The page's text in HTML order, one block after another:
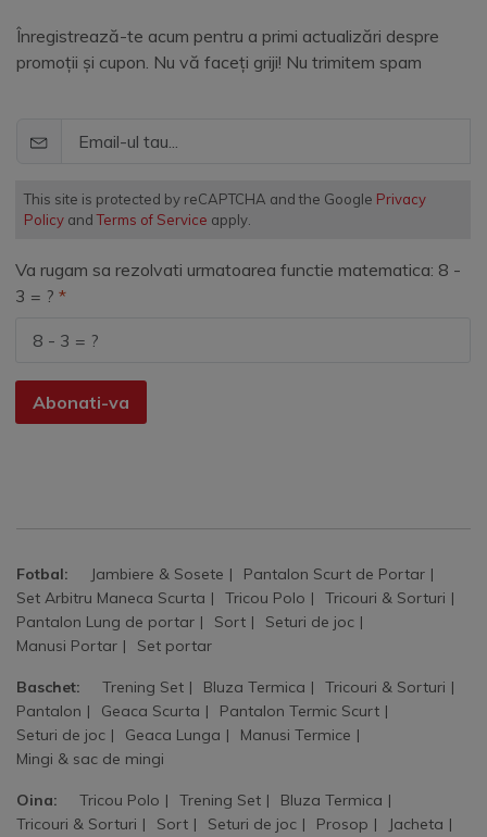
Înregistrează-te acum pentru a primi actualizări despre
promoții și cupon. Nu vă faceți griji! Nu trimitem spam
This site is protected by reCAPTCHA and the Google Privacy
Policy andTerms of Service apply.
Va rugam sa rezolvati urmatoarea functie matematica: 8 -
3 = ?
Abonati-va
Fotbal: Jambiere & Sosete
Pantalon Scurt de Portar
Set Arbitru Maneca Scurta
Tricou Polo
Tricouri & Sorturi
Pantalon Lung de portar
Sort
Seturi de joc
Manusi Portar
Set portar
Baschet: Trening Set Bluza Termica
Tricouri & Sorturi
Pantalon
Geaca Scurta
Pantalon Termic Scurt
Seturi de joc
Geaca Lunga
Manusi Termice
Mingi & sac de mingi
Oina: Tricou Polo Trening Set
Bluza Termica
Tricouri & Sorturi
Sort Seturi de joc Prosop
Jacheta